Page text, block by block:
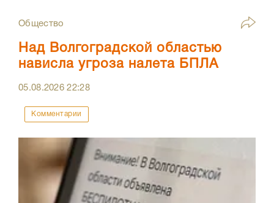
Общество
Над Волгоградской областью
нависла угроза налета БПЛА
05.08.202622:28
Комментарии